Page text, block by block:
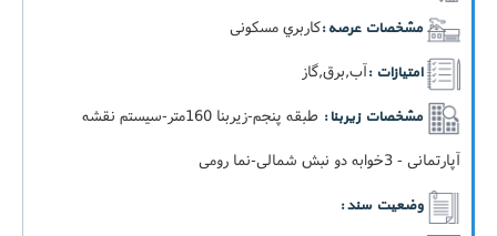
مشخصات عرصه :کاربري مسکونی
امتیازات :آب,برق,گاز
مشخصات زیربنا :
طبقه پنجم-زيربنا 160متر-سيستم نقشه
آپارتمانی - 3خوابه دو نبش شمالی-نما رومی
وضعیت سند :